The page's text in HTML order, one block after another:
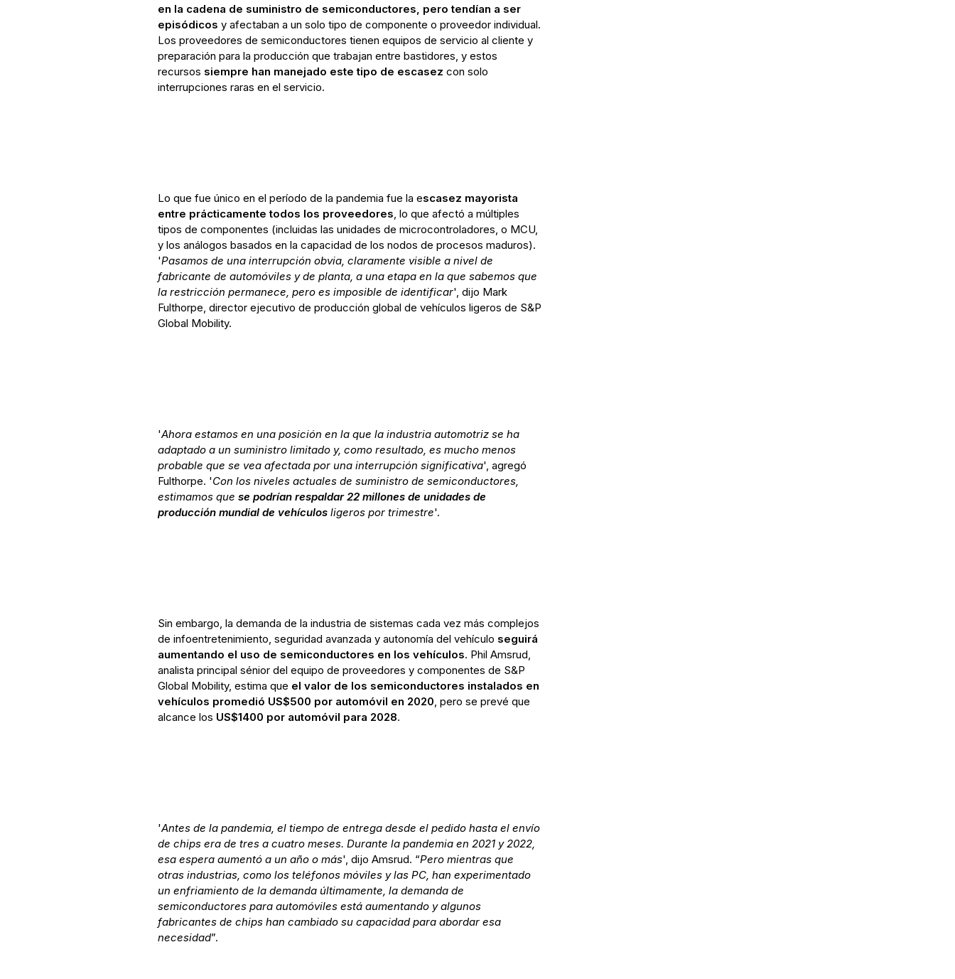
en la cadena de suministro de semiconductores, pero tendían a ser
episódicos y afectaban a un solo tipo de componente o proveedor individual.
Los proveedores de semiconductores tienen equipos de servicio al cliente y
preparación para la producción que trabajan entre bastidores, y estos
recursos siempre han manejado este tipo de escasez con solo
interrupciones raras en el servicio.
Lo que fue único en el período de la pandemia fue la escasez mayorista
entre prácticamente todos los proveedores, lo que afectó a múltiples
tipos de componentes (incluidas las unidades de microcontroladores, o MCU,
y los análogos basados en la capacidad de los nodos de procesos maduros).
'Pasamos de una interrupción obvia, claramente visible a nivel de
fabricante de automóviles y de planta, a una etapa en la que sabemos que
la restricción permanece, pero es imposible de identificar', dijo Mark
Fulthorpe, director ejecutivo de producción global de vehículos ligeros de S&P
Global Mobility.
'Ahora estamos en una posición en la que la industria automotriz se ha
adaptado a un suministro limitado y, como resultado, es mucho menos
probable que se vea afectada por una interrupción significativa', agregó
Fulthorpe. 'Con los niveles actuales de suministro de semiconductores,
estimamos que se podrían respaldar 22 millones de unidades de
producción mundial de vehículosligeros por trimestre'.
Sin embargo, la demanda de la industria de sistemas cada vez más complejos
de infoentretenimiento, seguridad avanzada y autonomía del vehículo seguirá
aumentando el uso de semiconductores en los vehículos. Phil Amsrud,
analista principal sénior del equipo de proveedores y componentes de S&P
Global Mobility, estima que el valor de los semiconductores instalados en
vehículos promedió US$500 por automóvil en 2020, pero se prevé que
alcance los US$1400 por automóvil para 2028.
'Antes de la pandemia, el tiempo de entrega desde el pedido hasta el envío
de chips era de tres a cuatro meses. Durante la pandemia en 2021 y 2022,
esa espera aumentó a un año o más', dijo Amsrud. “Pero mientras que
otras industrias, como los teléfonos móviles y las PC, han experimentado
un enfriamiento de la demanda últimamente, la demanda de
semiconductores para automóviles está aumentando y algunos
fabricantes de chips han cambiado su capacidad para abordar esa
necesidad”.